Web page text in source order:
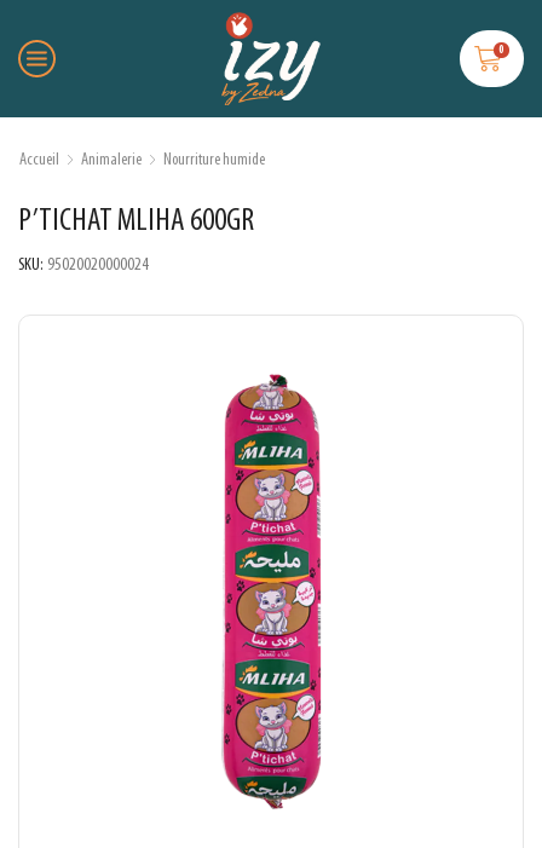
0
Accueil Animalerie Nourriture humide
P’TICHAT MLIHA 600GR
SKU: 95020020000024